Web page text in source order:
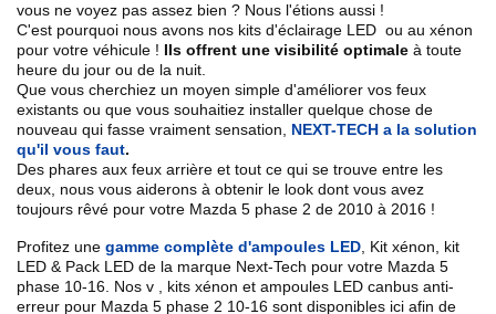
vous ne voyez pas assez bien ? Nous l'étions aussi !
C'est pourquoi nous avons nos kits d'éclairage LED ou au xénon
pour votre véhicule ! Ils offrent une visibilité optimale à toute
heure du jour ou de la nuit.
Que vous cherchiez un moyen simple d'améliorer vos feux
existants ou que vous souhaitiez installer quelque chose de
nouveau qui fasse vraiment sensation,
NEXT-TECH a la solution
qu'il vous faut.
Des phares aux feux arrière et tout ce qui se trouve entre les
deux, nous vous aiderons à obtenir le look dont vous avez
toujours rêvé pour votre Mazda 5 phase 2 de 2010 à 2016 !
Profitez une gamme complète d'ampoules LED Kit xénon, kit
LED & Pack LED de la marque Next-Tech pour votre Mazda 5
phase 10-16 . Nos v
, kits xénon et ampoules LED canbus anti-
erreur pour Mazda 5 phase 2 10-16 sont disponibles ici afin de